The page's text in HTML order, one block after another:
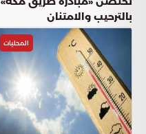
بالترحيب والامتنان
المحليات